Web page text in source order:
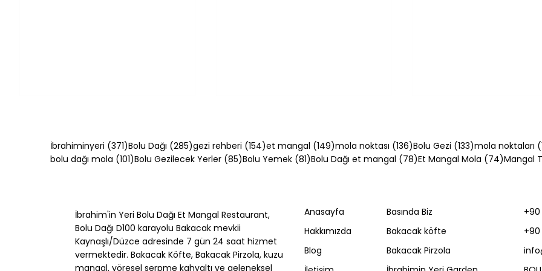
Melengiç Nedir? Bolu
Ormanlarından Gelen
Doğal Kahve ve Sabun
Akçakoca Gezilecek
Yerler: Karadeniz'in Batı
Ucunda Ne Var?
Gerede Nerede? D-
TEM Üzerinde Mola
İbrahiminyeri (371)371 yazı
Bolu Dağı (285)285 yazı
gezi rehberi (154)154 yazı
et mangal (149)149 yazı
mola noktası (136)136 yazı
Bolu Gezi (133)133 yazı
mola noktaları
bolu dağı mola (101)101 yazı
Bolu Gezilecek Yerler (85)85 yazı
Bolu Yemek (81)81 yazı
Bolu Dağı et mangal (78)78 yazı
Et Mangal Mola (74)74 yazı
Mangal
İbrahim'in Yeri Bolu Dağı Et Mangal Restaurant,
Bolu Dağı D100 karayolu Bakacak mevkii
Kaynaşlı/Düzce adresinde 7 gün 24 saat hizmet
vermektedir. Bakacak Köfte, Bakacak Pirzola, kuzu
mangal, yöresel serpme kahvaltı ve geleneksel
Anasayfa
Hakkımızda
Blog
Basında Biz
Bakacak köfte
Bakacak Pirzola
+90
+90